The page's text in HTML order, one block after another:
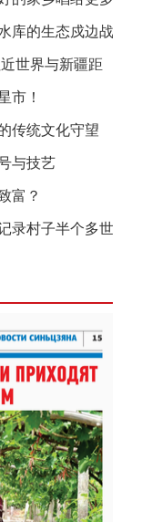
为新疆发展
丰收
库的生态戍边战
世界与新疆距
市！
传统文化守望
与技艺
富？
录村子半个多世